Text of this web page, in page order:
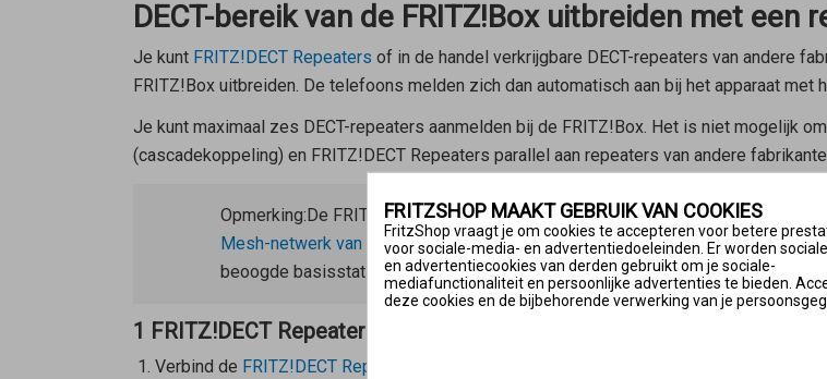
DECT-bereik van de FRITZ!Box uitbreiden met een
Je kunt FRITZ!DECT Repeaters of in de handel verkrijgbare DECT-repeaters van andere
FRITZ!Box uitbreiden. De telefoons melden zich dan automatisch aan bij het apparaat met
Je kunt maximaal zes DECT-repeaters aanmelden bij de FRITZ!Box. Het is niet mogelijk
(cascadekoppeling) en FRITZ!DECT Repeaters parallel aan repeaters van andere
Opmerking: De FRITZ!Box zelf kan niet worden gebruikt als DECT-repeater en
Mesh-netwerk van FRITZ!kun je echter je draadloze telefoons aanmelden bij
beoogde basisstation kiezen.
1 FRITZ!DECT Repeater met de FRITZ!Box verbinden
Verbind de FRITZ!DECT Repeater met de FRITZ!Box
FRITZSHOP MAAKT GEBRUIK VAN COOKIES
FritzShop vraagt je om cookies te accepteren voor betere
voor sociale-media- en advertentiedoeleinden. Er worden
en advertentiecookies van derden gebruikt om je sociale-
mediafunctionaliteit en persoonlijke advertenties te bieden.
deze cookies en de bijbehorende verwerking van je